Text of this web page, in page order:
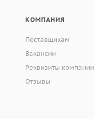
КОМПАНИЯ
Поставщикам
Вакансии
Реквизиты компании
Отзывы